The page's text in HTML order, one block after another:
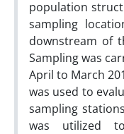
population
sampling
downstream of
Sampling was
April to March
was used to
sampling
was utilized